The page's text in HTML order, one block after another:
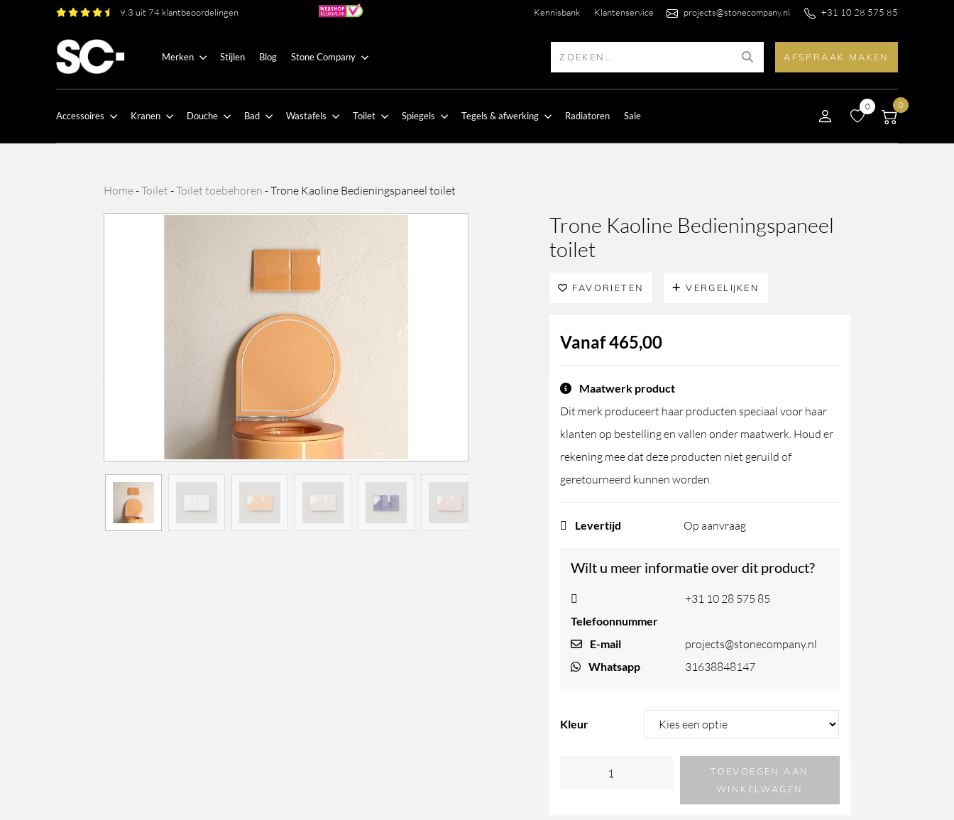
9.3 uit 74 klantbeoordelingen Kennisbank Klantenservice projects@stonecompany.nl +31 10 28 575 85
Merken Stijlen Blog Stone Company AFSPRAAK MAKEN
Accessoires Kranen Douche Bad Wastafels Toilet Spiegels Tegels & afwerking Radiatoren Sale
0 0
Home-Toilet -Toilet toebehoren -Trone Kaoline Bedieningspaneel toilet
Trone Kaoline Bedieningspaneel
toilet
FAVORIETEN VERGELIJKEN
Vanaf465,00
Maatwerk product
Dit merk produceert haar producten speciaal voor haar
klanten op bestelling en vallen onder maatwerk. Houd er
rekening mee dat deze producten niet geruild of
geretourneerd kunnen worden.
Levertijd Op aanvraag
Wilt u meer informatie over dit product?
Telefoonnummer
+31 10 28 575 85
E-mail projects@stonecompany.nl
Whatsapp 31638848147
Kleur
TOEVOEGEN AAN
WINKELWAGEN